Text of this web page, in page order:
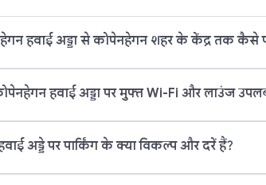
हवाई अड्डा से कोपेनहेगन शहर के केंद्र तक कैसे
हवाई अड्डा पर मुफ्त Wi-Fi और लाउंज
अड्डे पर पार्किंग के क्या विकल्प और दरें हैं?